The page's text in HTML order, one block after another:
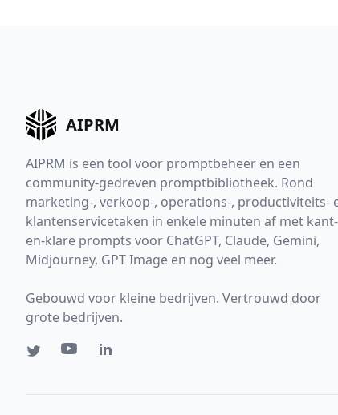
AIPRM
AIPRM is een tool voor promptbeheer en een
community-gedreven promptbibliotheek. Rond
marketing-, verkoop-, operations-, productiviteits-
klantenservicetaken in enkele minuten af met kant-
en-klare prompts voor ChatGPT, Claude, Gemini,
Midjourney, GPT Image en nog veel meer.
Gebouwd voor kleine bedrijven. Vertrouwd door
grote bedrijven.